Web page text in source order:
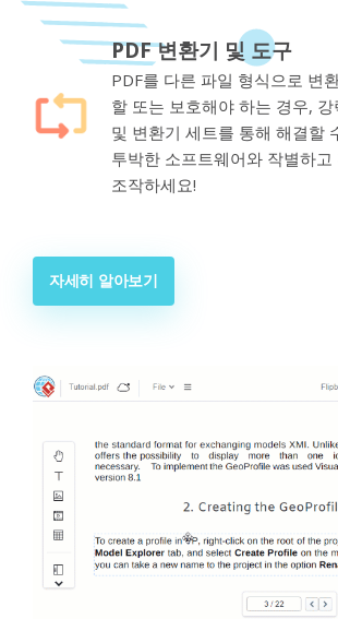
PDF 변환기 및 도구
PDF를 다른 파일 형식으로 변
할 또는 보호해야 하는 경우,
및 변환기 세트를 통해 해결할
투박한 소프트웨어와 작별하고
조작하세요!
자세히 알아보기